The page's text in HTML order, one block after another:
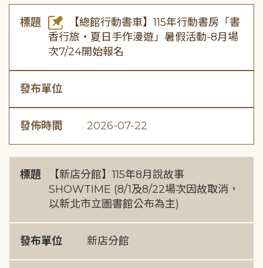
標題
【總館行動書車】115年行動書房「書
香行旅・夏日手作漫遊」暑假活動-8月場
次7/24開始報名
發布單位
發佈時間 2026-07-22
標題
【新店分館】115年8月說故事
SHOWTIME (8/1及8/22場次因故取消，
以新北市立圖書館公布為主)
發布單位 新店分館